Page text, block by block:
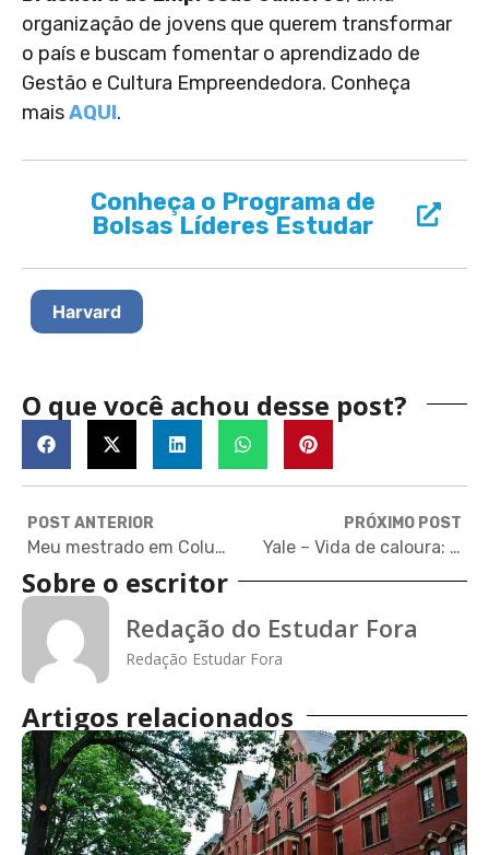
organização de jovens que querem transformar
o país e buscam fomentar o aprendizado de
Gestão e Cultura Empreendedora. Conheça
maisAQUI.
Conheça o Programa de
Bolsas Líderes Estudar
Harvard
O que você achou desse post?
POST ANTERIOR
Meu mestrado em Columbia: Esportes na universidade
PRÓXIMO POST
Yale – Vida de caloura: Momentos históricos
Sobre o escritor
Redação do Estudar Fora
Redação Estudar Fora
Artigos relacionados